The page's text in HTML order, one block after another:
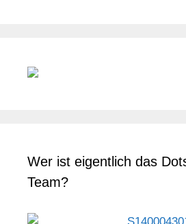
Wer ist eigentlich das
Team?